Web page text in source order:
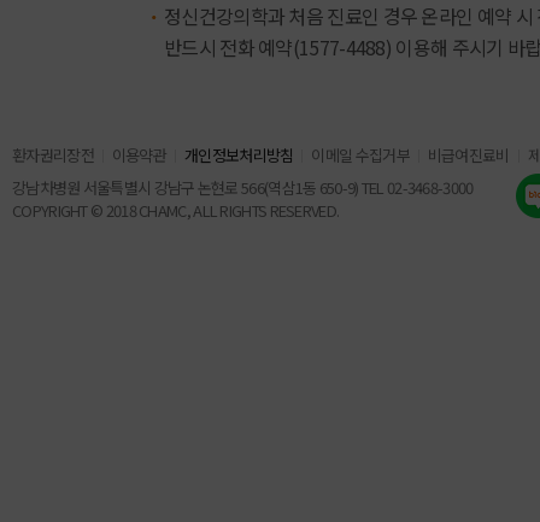
정신건강의학과 처음 진료인 경우 온라인 예약
반드시 전화 예약(1577-4488) 이용해 주시기 바
환자권리장전 이용약관 개인정보처리방침 이메일 수집거부 비급여진료비
강남차병원 서울특별시 강남구 논현로 566(역삼1동 650-9) TEL 02-3468-3000
COPYRIGHT © 2018 CHAMC, ALL RIGHTS RESERVED.